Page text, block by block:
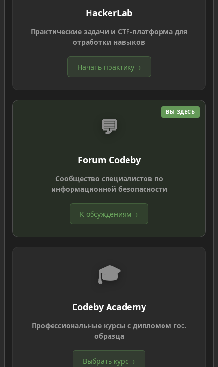
HackerLab
Практические задачи и CTF-платформа для
отработки навыков
Начать практику→
ВЫ ЗДЕСЬ
💬
Forum Codeby
Сообщество специалистов по
информационной безопасности
К обсуждениям→
🎓
Codeby Academy
Профессиональные курсы с дипломом гос.
образца
Выбрать курс→